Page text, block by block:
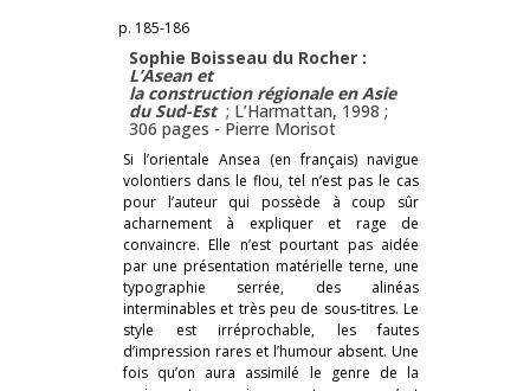
p. 185-186
Sophie Boisseau du Rocher :
L’Aseanet
la construction régionale en Asie
du Sud-Est ; L’Harmattan, 1998 ;
306 pages - Pierre Morisot
Si l’orientale Ansea (en français) navigue
volontiers dans le flou, tel n’est pas le cas
pour l’auteur qui possède à coup sûr
acharnement à expliquer et rage de
convaincre. Elle n’est pourtant pas aidée
par une présentation matérielle terne, une
typographie serrée, des alinéas
interminables et très peu de sous-titres. Le
style est irréprochable, les fautes
d’impression rares et l’humour absent. Une
fois qu’on aura assimilé le genre de la